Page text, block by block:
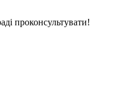
проконсультувати!